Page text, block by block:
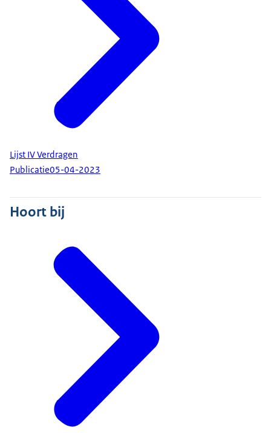
Lijst IV Verdragen
Publicatie05-04-2023
Hoort bij